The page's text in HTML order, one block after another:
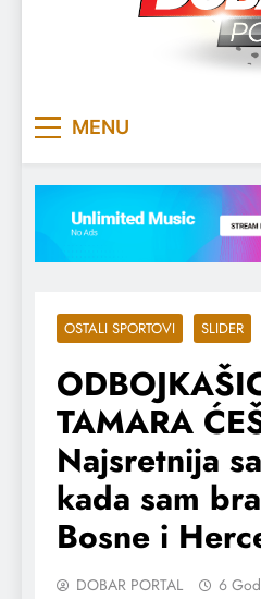
MENU
OSTALI SPORTOVI SLIDER
TAMARA
Najsretnija
kada sam
Bosne i
DOBAR PORTAL 6